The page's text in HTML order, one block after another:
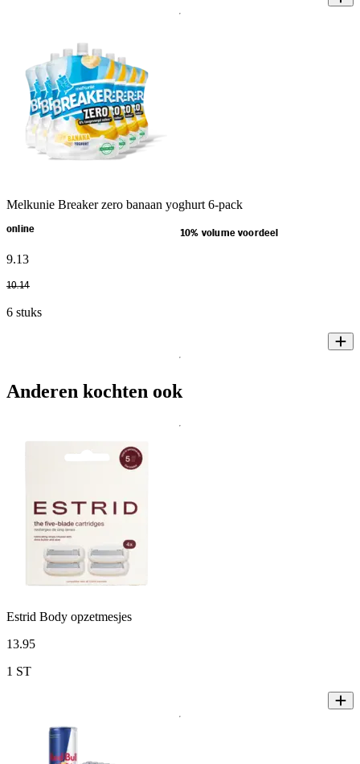
Melkunie Breaker zero banaan yoghurt 6-pack
online 10% volume voordeel
9.13
10.14
6 stuks
Anderen kochten ook
Estrid Body opzetmesjes
13.95
1 ST